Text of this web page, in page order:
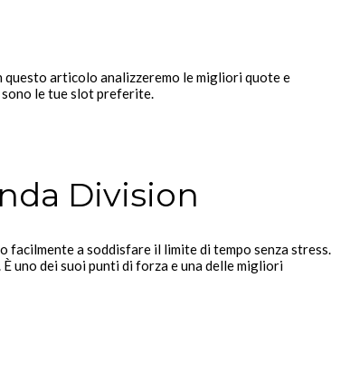
articolo analizzeremo le migliori quote e
sono le tue slot preferite.
Division
facilmente a soddisfare il limite di tempo senza stress.
uno dei suoi punti di forza e una delle migliori